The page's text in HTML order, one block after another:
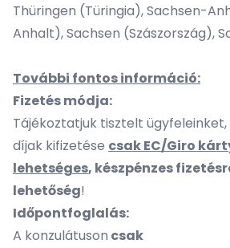
Thüringen (Türingia), Sachsen-
Anhalt), Sachsen (Szászország),
További fontos információ:
Fizetés módja:
Tájékoztatjuk tisztelt ügyfeleinket,
díjak kifizetése csak EC/Giro
lehetséges, készpénzes
lehetőség!
Időpontfoglalás:
A konzulátuson csak